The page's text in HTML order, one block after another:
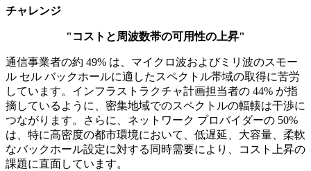
チャレンジ
"コストと周波数帯の可用性の上昇"
通信事業者の約 49% は、マイクロ波およびミリ波のスモー
ル セル バックホールに適したスペクトル帯域の取得に苦労
しています。インフラストラクチャ計画担当者の 44% が指
摘しているように、密集地域でのスペクトルの輻輳は干渉に
つながります。さらに、ネットワーク プロバイダーの 50%
は、特に高密度の都市環境において、低遅延、大容量、柔軟
なバックホール設定に対する同時需要により、コスト上昇の
課題に直面しています。